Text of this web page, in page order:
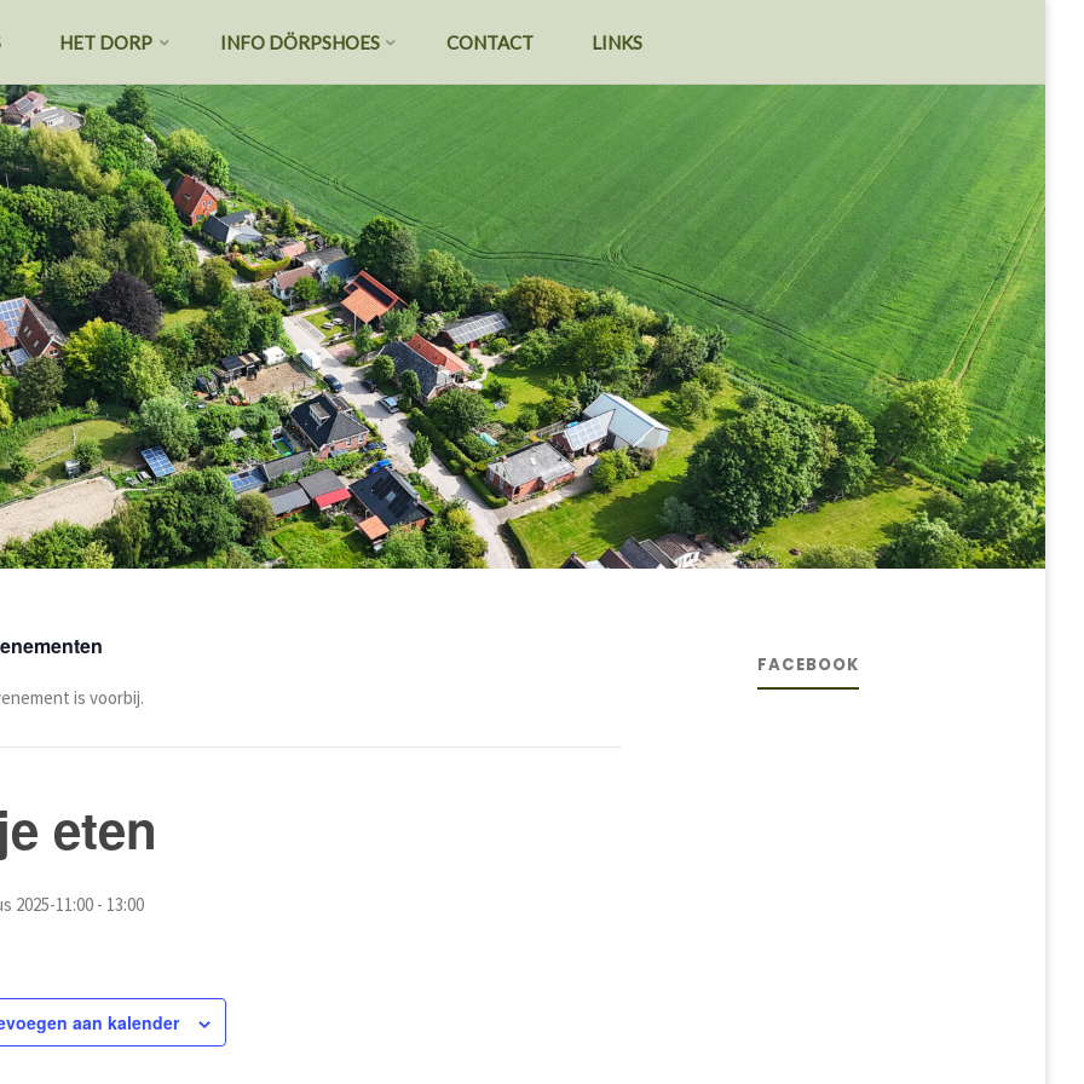
HET DORP INFO DÖRPSHOES CONTACT LINKS
is voorbij.
eten
2025-11:00- 13:00
aan kalender
FACEBOOK